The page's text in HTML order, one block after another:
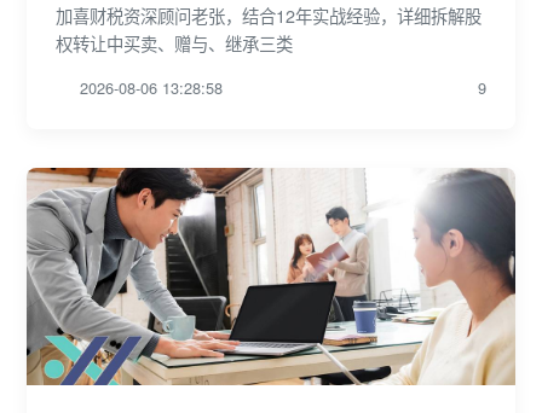
加喜财税资深顾问老张，结合12年实战经验，详细拆解股
权转让中买卖、赠与、继承三类
2026-08-06 13:28:58 9